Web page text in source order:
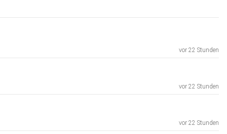
vor 22 Stunden
vor 22 Stunden
vor 22 Stunden